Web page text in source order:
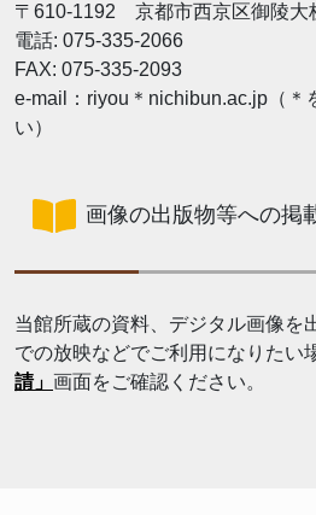
〒610-1192 京都市西京区御陵大
電話: 075-335-2066
FAX: 075-335-2093
e-mail：riyou＊nichibun.ac.jp（＊
い）
画像の出版物等への掲
当館所蔵の資料、デジタル画像を
での放映などでご利用になりたい
請」 画面をご確認ください。